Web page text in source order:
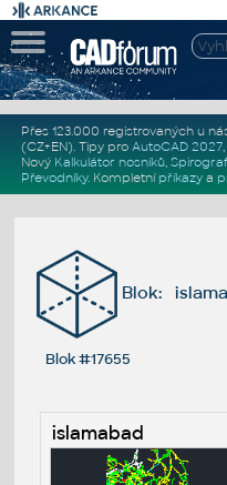
Přes 123.000 registrovaných u
(CZ+EN). Tipy pro AutoCAD 2027
Nový Kalkulátor nosníků,
Převodníky. Kompletní příkazya
Blok:
Blok #17655
islamabad